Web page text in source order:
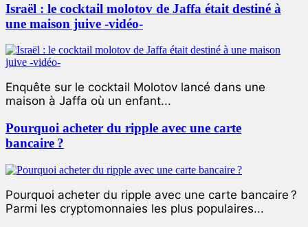
Israël : le cocktail molotov de Jaffa était destiné à
une maison juive -vidéo-
Enquête sur le cocktail Molotov lancé dans une
maison à Jaffa où un enfant...
Pourquoi acheter du ripple avec une carte
bancaire ?
Pourquoi acheter du ripple avec une carte bancaire ?
Parmi les cryptomonnaies les plus populaires...